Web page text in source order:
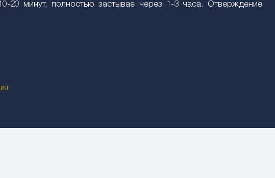
20 минут, полностью застывае через 1-3 часа. Отверждение